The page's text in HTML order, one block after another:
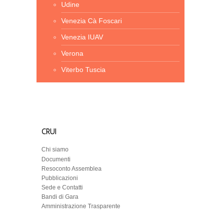
Udine
Venezia Cà Foscari
Venezia IUAV
Verona
Viterbo Tuscia
CRUI
Chi siamo
Documenti
Resoconto Assemblea
Pubblicazioni
Sede e Contatti
Bandi di Gara
Amministrazione Trasparente